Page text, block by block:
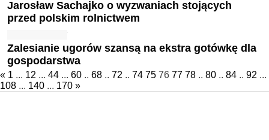
Jarosław Sachajko o wyzwaniach stojących
przed polskim rolnictwem
Zalesianie ugorów szansą na ekstra gotówkę dla
gospodarstwa
« 1 ... 12 ... 44 ... 60 .. 68 .. 72 .. 74 75 76 77 78 .. 80 .. 84 .. 92 ...
108 ... 140 ... 170 »